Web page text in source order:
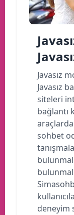
Javasız
Javasız
siteleri
bağlantı
sohbet
deneyim